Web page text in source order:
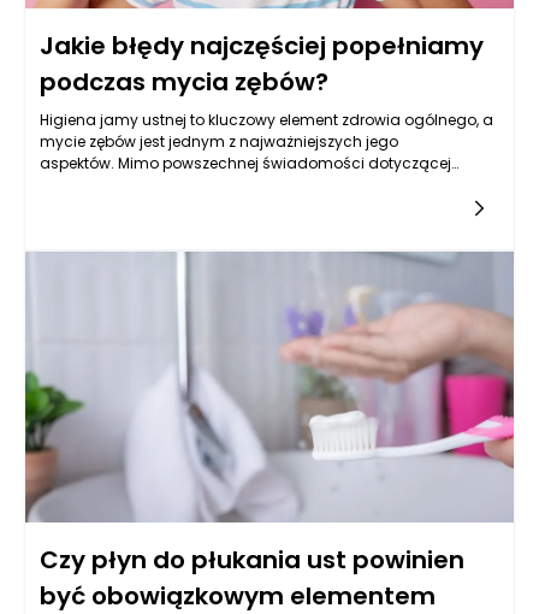
Jakie błędy najczęściej popełniamy
podczas mycia zębów?
Higiena jamy ustnej to kluczowy element zdrowia ogólnego, a
mycie zębów jest jednym z najważniejszych jego
aspektów. Mimo powszechnej świadomości dotyczącej
nawyki mogą być niewłaściwe, co z kolei prowadzi do
problemów, takich jak próchnica czy choroby dziąseł.
Niezwykle istotne jest więc, aby przyjrzeć się powszechnym
błędom i zrozumieć, jak możemy poprawić nasze praktyki
Czy płyn do płukania ust powinien
być obowiązkowym elementem